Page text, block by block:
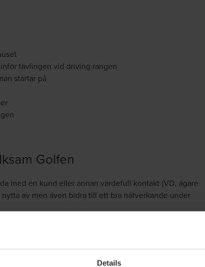
Details
tävlingen vid driving rangen
startar på
Golfen
med en kund eller annan värdefull kontakt (VD, ägare
av men även bidra till ett bra nätverkande under